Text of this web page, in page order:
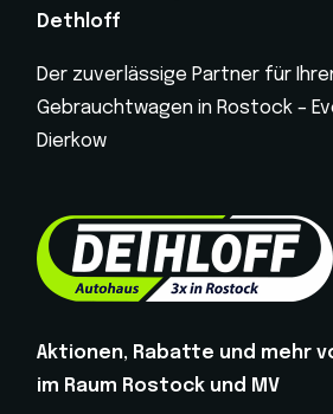
Dethloff
Der zuverlässige Partner für
Gebrauchtwagen in Rostock –
Dierkow
Aktionen, Rabatte und mehr
im Raum Rostock und MV